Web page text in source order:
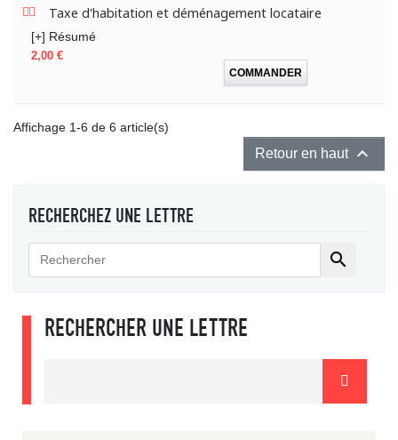
Taxe d'habitation et déménagement locataire
[+] Résumé
Prix
2,00 €
COMMANDER
Affichage 1-6 de 6 article(s)
Retour en haut 
RECHERCHEZ UNE LETTRE

RECHERCHER UNE LETTRE